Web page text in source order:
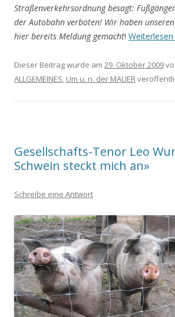
Straßenverkehrsordnung besagt:
der Autobahn verboten! Wir haben
hier bereits Meldung gemacht! Weiterlesen
Dieser Beitrag wurde am 29. Oktober 2009
ALLGEMEINES, Um u. n. der MAUER
Gesellschafts-Tenor Leo
Schwein steckt mich an»
Schreibe eine Antwort